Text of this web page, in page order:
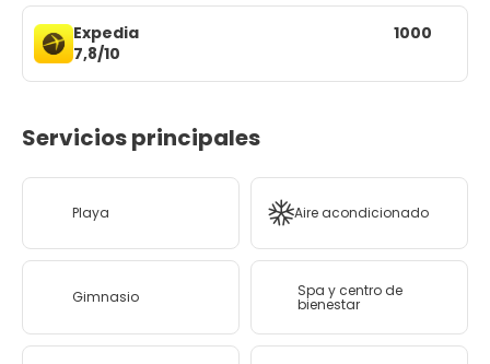
Expedia
7,8/10
1000
Servicios principales
Playa Aire acondicionado
Gimnasio Spa y centro de
bienestar